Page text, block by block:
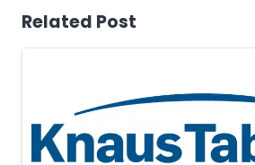
Related Post